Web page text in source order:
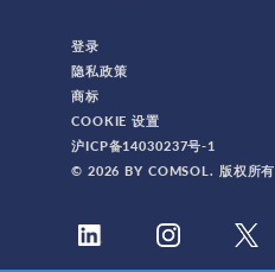
登录
隐私政策
商标
COOKIE 设置
沪ICP备14030237号-1
© 2026 BY COMSOL. 版权所有